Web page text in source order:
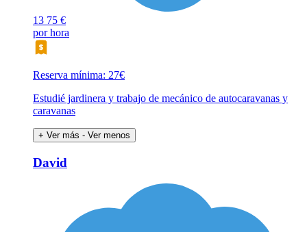
13 75 €
por hora
Reserva mínima: 27€
Estudié jardinera y trabajo de mecánico de autocaravanas y
caravanas
+ Ver más - Ver menos
David